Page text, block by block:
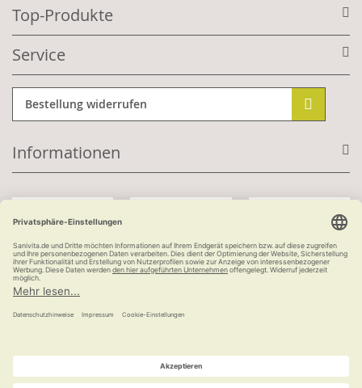
Top-Produkte
Service
Bestellung widerrufen
Informationen
Kauf auf Rechnung
versandkostenfrei